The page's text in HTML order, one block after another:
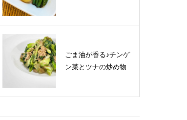
ごま油が香る♪チンゲ
ン菜とツナの炒め物